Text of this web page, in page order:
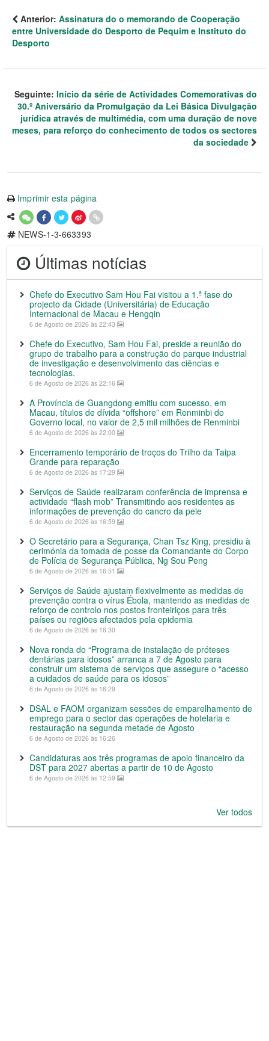
Anterior: Assinatura do o memorando de Cooperação
entre Universidade do Desporto de Pequim e Instituto do
Desporto
Seguinte: Início da série de Actividades Comemorativas do
30.º Aniversário da Promulgação da Lei Básica Divulgação
jurídica através de multimédia, com uma duração de nove
meses, para reforço do conhecimento de todos os sectores
da sociedade
Imprimir esta página
NEWS-1-3-663393
Últimas notícias
Chefe do Executivo Sam Hou Fai visitou a 1.ª fase do
projecto da Cidade (Universitária) de Educação
Internacional de Macau e Hengqin
6 de Agosto de 2026 às 22:43
Chefe do Executivo, Sam Hou Fai, preside a reunião do
grupo de trabalho para a construção do parque industrial
de investigação e desenvolvimento das ciências e
tecnologias.
6 de Agosto de 2026 às 22:16
A Província de Guangdong emitiu com sucesso, em
Macau, títulos de dívida “offshore” em Renminbi do
Governo local, no valor de 2,5 mil milhões de Renminbi
6 de Agosto de 2026 às 22:00
Encerramento temporário de troços do Trilho da Taipa
Grande para reparação
6 de Agosto de 2026 às 17:29
Serviços de Saúde realizaram conferência de imprensa e
actividade “flash mob” Transmitindo aos residentes as
informações de prevenção do cancro da pele
6 de Agosto de 2026 às 16:59
O Secretário para a Segurança, Chan Tsz King, presidiu à
cerimónia da tomada de posse da Comandante do Corpo
de Polícia de Segurança Pública, Ng Sou Peng
6 de Agosto de 2026 às 16:51
Serviços de Saúde ajustam flexivelmente as medidas de
prevenção contra o vírus Ébola, mantendo as medidas de
reforço de controlo nos postos fronteiriços para três
países ou regiões afectados pela epidemia
6 de Agosto de 2026 às 16:30
Nova ronda do “Programa de instalação de próteses
dentárias para idosos” arranca a 7 de Agosto para
construir um sistema de serviços que assegure o “acesso
a cuidados de saúde para os idosos”
6 de Agosto de 2026 às 16:29
DSAL e FAOM organizam sessões de emparelhamento de
emprego para o sector das operações de hotelaria e
restauração na segunda metade de Agosto
6 de Agosto de 2026 às 16:26
Candidaturas aos três programas de apoio financeiro da
DST para 2027 abertas a partir de 10 de Agosto
6 de Agosto de 2026 às 12:59
Ver todos